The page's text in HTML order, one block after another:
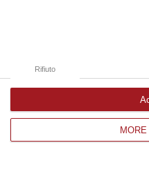
Rifiuto
Corriere delle Calabria è una